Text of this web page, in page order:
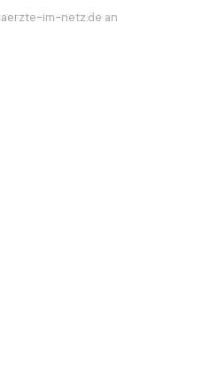
im-netz.de an